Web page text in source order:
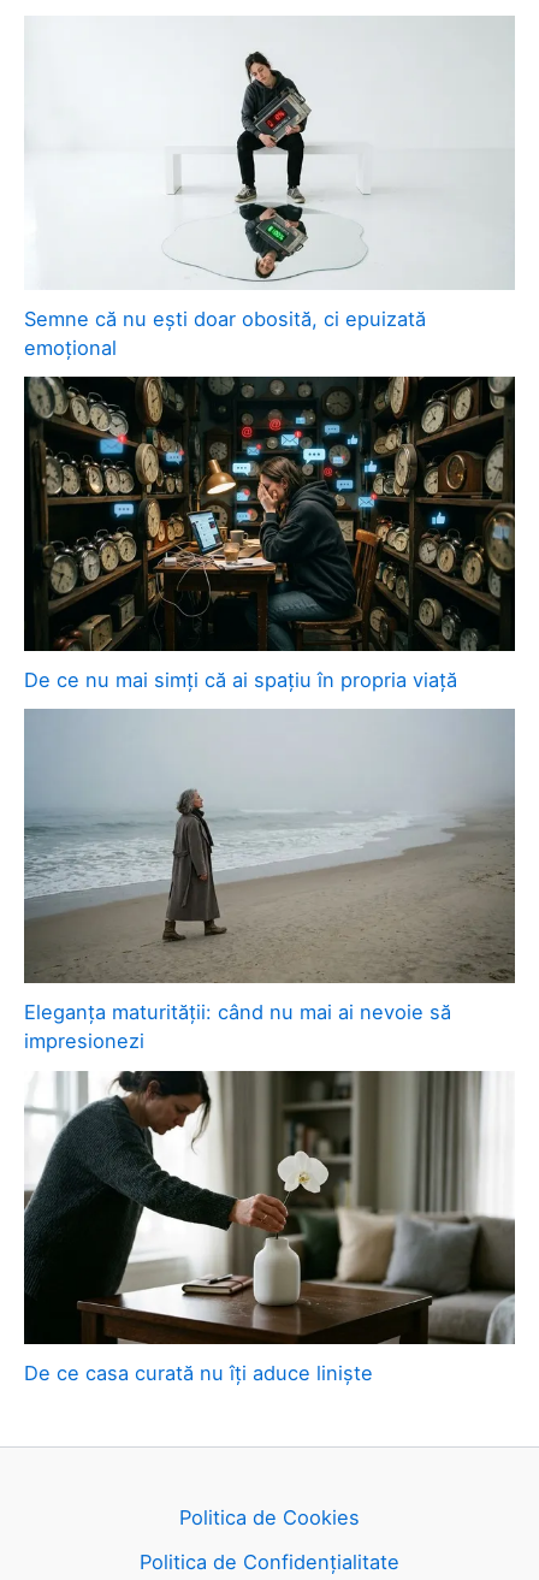
Semne că nu ești doar obosită, ci epuizată
emoțional
De ce nu mai simți că ai spațiu în propria viață
Eleganța maturității: când nu mai ai nevoie să
impresionezi
De ce casa curată nu îți aduce liniște
Politica de Cookies
Politica de Confidențialitate